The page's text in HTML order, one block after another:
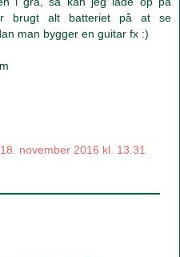
brugt alt batteriet på at se
man bygger en guitar fx :)
18. november 2016 kl. 13.31